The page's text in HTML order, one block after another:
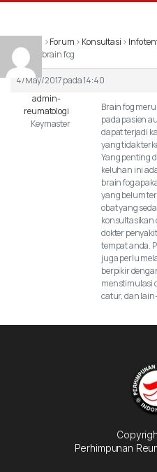
›Forum › Konsultasi › Info
tentang brain fog
4/May/2017 pada 14:40
admin-
reumatologi
Keymaster
Brain fog
pada pasien
dapat terjadi
yang tidak
Yang penting
keluhan ini
brain fog
yang belum
obat yang
konsultasikan
dokter
tempat anda.
juga perlu
berpikir
menstimulasi
catur, dan
Perhimpunan